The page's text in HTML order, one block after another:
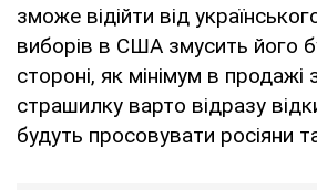
зможе відійти від
виборів в США змусить його
стороні, як мінімум в продажі
страшилку варто відразу
будуть просовувати росіяни